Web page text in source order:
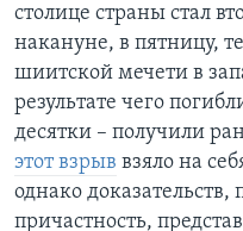
столице страны стал
накануне, в пятницу,
шиитской мечети в
результате чего
десятки – получили
этот взрыв взяло на
однако
причастность,